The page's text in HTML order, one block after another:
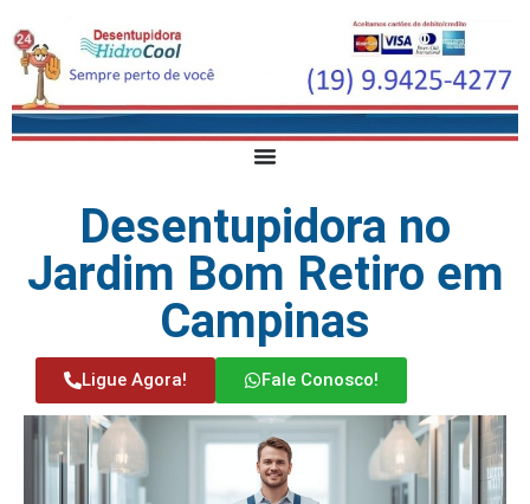
Desentupidora no
Jardim Bom Retiro em
Campinas
Ligue Agora! Fale Conosco!